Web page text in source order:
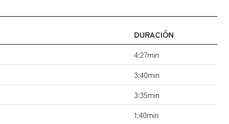
DURACIÓN
4:27min
3:40min
3:35min
1:40min